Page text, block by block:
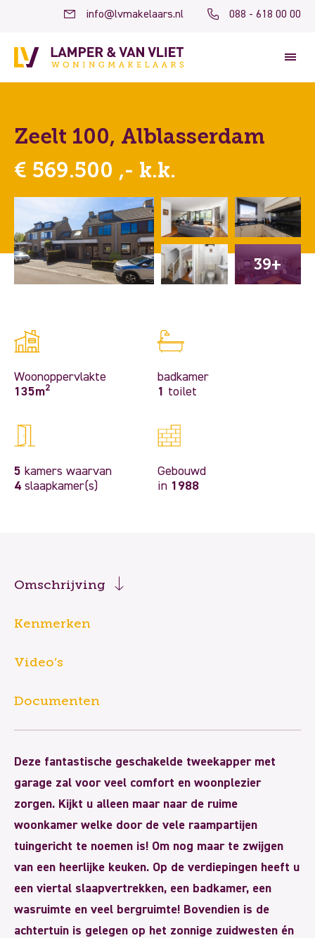
info@lvmakelaars.nl 088 - 618 00 00
Zeelt 100, Alblasserdam
€ 569.500 ,- k.k.
39+
Woonoppervlakte
135m2
badkamer
1
toilet
5 kamers waarvan
4 slaapkamer(s)
Gebouwd
in 1988
Omschrijving
Kenmerken
Video’s
Documenten
Deze fantastische geschakelde tweekapper met
garage zal voor veel comfort en woonplezier
zorgen. Kijkt u alleen maar naar de ruime
woonkamer welke door de vele raampartijen
tuingericht te noemen is! Om nog maar te zwijgen
van een heerlijke keuken. Op de verdiepingen heeft u
een viertal slaapvertrekken, een badkamer, een
wasruimte en veel bergruimte! Bovendien is de
achtertuin is gelegen op het zonnige zuidwesten én